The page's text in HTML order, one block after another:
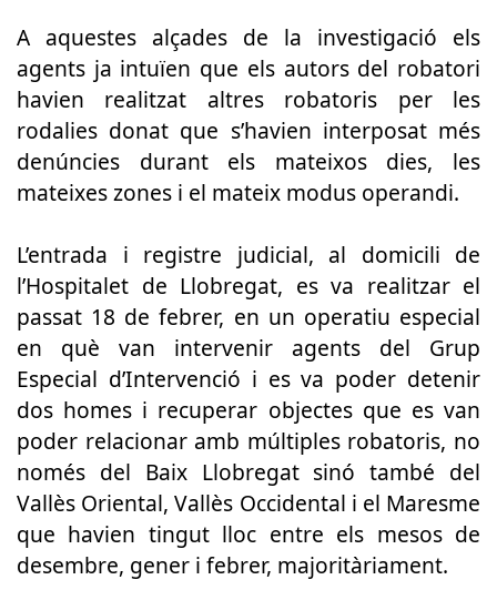
A aquestes alçades de la investigació els
agents ja intuïen que els autors del robatori
havien realitzat altres robatoris per les
rodalies donat que s’havien interposat més
denúncies durant els mateixos dies, les
mateixes zones i el mateix modus operandi.
L’entrada i registre judicial, al domicili de
l’Hospitalet de Llobregat, es va realitzar el
passat 18 de febrer, en un operatiu especial
en què van intervenir agents del Grup
Especial d’Intervenció i es va poder detenir
dos homes i recuperar objectes que es van
poder relacionar amb múltiples robatoris, no
només del Baix Llobregat sinó també del
Vallès Oriental, Vallès Occidental i el Maresme
que havien tingut lloc entre els mesos de
desembre, gener i febrer, majoritàriament.